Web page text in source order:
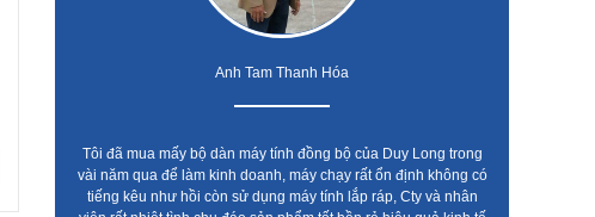
Anh Tam Thanh Hóa
Tôi đã mua mấy bộ dàn máy tính đồng bộ của Duy Long trong
vài năm qua để làm kinh doanh, máy chạy rất ổn định không có
tiếng kêu như hồi còn sử dụng máy tính lắp ráp, Cty và nhân